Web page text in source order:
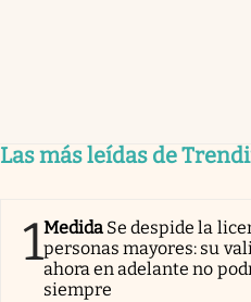
Las más leídas de
1Medida Se despide la
personas mayores: su
ahora en adelante no
siempre